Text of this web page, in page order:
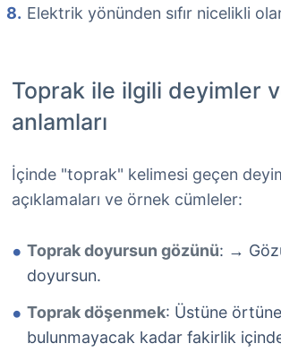
Elektrik yönünden sıfır nicelikli
Toprak ile ilgili deyimler
anlamları
İçinde "toprak" kelimesi geçen
açıklamaları ve örnek cümleler:
Toprak doyursun gözünü: →
doyursun.
Toprak döşenmek: Üstüne
bulunmayacak kadar fakirlik